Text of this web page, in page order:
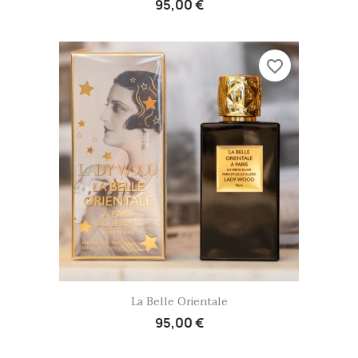
95,00 €
 Aperçu rapide
La Belle Orientale
95,00 €
favorite_border